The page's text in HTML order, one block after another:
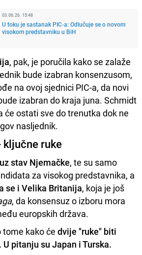
03.06.26. 15:48
U toku je sastanak PIC-a: Odlučuje se o novom
visokom predstavniku u BiH
, pak, je poručila kako se zalaže
bude izabran konsenzusom,
na ovoj sjednici PIC-a, da novi
izabran do kraja juna. Schmidt
će ostati sve do trenutka dok ne
nasljednik.
ključne ruke
stav Njemačke, te su samo
za visokog predstavnika, a
se i Velika Britanija, koja je još
, da konsensuz o izboru mora
europskih država.
tome kako će dvije "ruke" biti
pitanju su Japan i Turska.